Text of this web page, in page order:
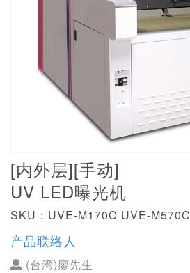
[内外层][手动]
UV LED曝光机
SKU：UVE-M170C UVE-M570C
产品联络人
(台湾)廖先生